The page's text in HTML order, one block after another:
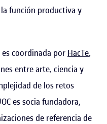
función productiva y
es coordinada por HacTe,
entre arte, ciencia y
de los retos
es socia fundadora,
de referencia de